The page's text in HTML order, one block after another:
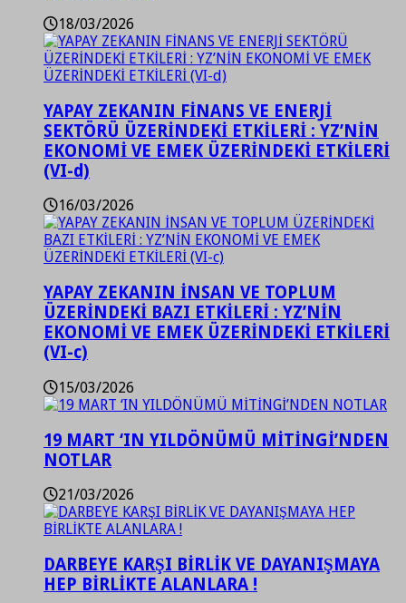
18/03/2026
YAPAY ZEKANIN FİNANS VE ENERJİ
SEKTÖRÜ ÜZERİNDEKİ ETKİLERİ : YZ’NİN
EKONOMİ VE EMEK ÜZERİNDEKİ ETKİLERİ
(VI-d)
16/03/2026
YAPAY ZEKANIN İNSAN VE TOPLUM
ÜZERİNDEKİ BAZI ETKİLERİ : YZ’NİN
EKONOMİ VE EMEK ÜZERİNDEKİ ETKİLERİ
(VI-c)
15/03/2026
19 MART ‘IN YILDÖNÜMÜ MİTİNGİ’NDEN
NOTLAR
21/03/2026
DARBEYE KARŞI BİRLİK VE DAYANIŞMAYA
HEP BİRLİKTE ALANLARA !